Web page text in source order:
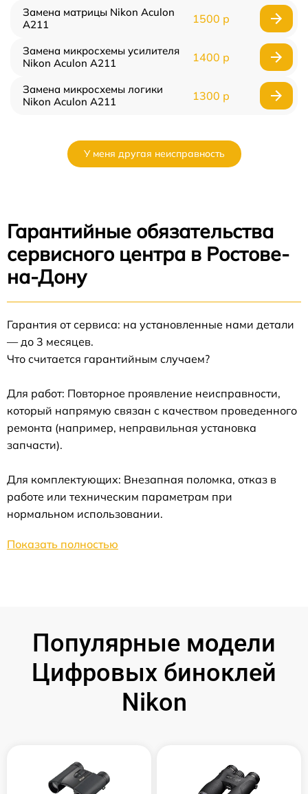
Замена матрицы Nikon Aculon
A211
1500 р
Замена микросхемы усилителя
Nikon Aculon A211
1400 р
Замена микросхемы логики
Nikon Aculon A211
1300 р
У меня другая неисправность
Гарантийные обязательства
сервисного центра в Ростове-
на-Дону
Гарантия от сервиса: на установленные нами детали
— до 3 месяцев.
Что считается гарантийным случаем?
Для работ: Повторное проявление неисправности,
который напрямую связан с качеством проведенного
ремонта (например, неправильная установка
запчасти).
Для комплектующих: Внезапная поломка, отказ в
работе или техническим параметрам при
нормальном использовании.
Показать полностью
Популярные модели
Цифровых биноклей
Nikon